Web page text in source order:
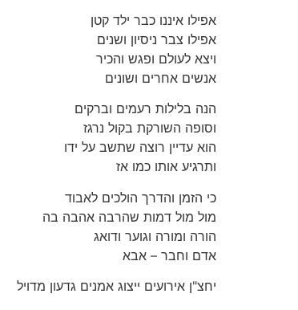
אפילו איננו כבר ילד קטן
אפילו צבר ניסיון ושנים
ויצא לעולם ופגש והכיר
אנשים אחרים ושונים
הנה בלילות רעמים וברקים
וסופה השורקת בקול נרגז
הוא עדיין רוצה שתשב על ידו
ותרגיע אותו כמו אז
כי הזמן והדרך הולכים לאבוד
מול מול דמות שהרבה אהבה בה
הורה ומורה וגוער ודואג
אדם וחבר – אבא
יחצ"ן אירועים ייצוג אמנים גדעון מדויל